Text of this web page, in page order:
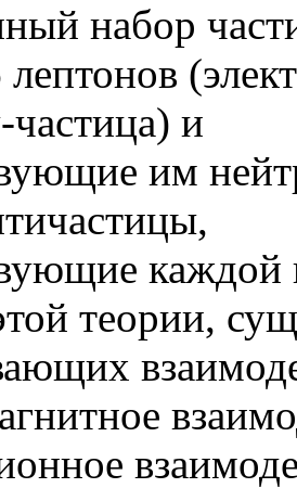
набор
лептонов
и
им
каждой
теории,